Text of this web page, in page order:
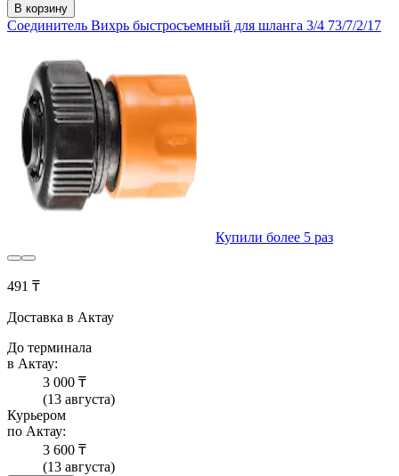
В корзину
Соединитель Вихрь быстросъемный для шланга 3/4 73/7/2/17
Купили более 5 раз
491 ₸
Доставка в Актау
До терминала
в Актау:
3 000 ₸
(13 августа)
Курьером
по Актау:
3 600 ₸
(13 августа)